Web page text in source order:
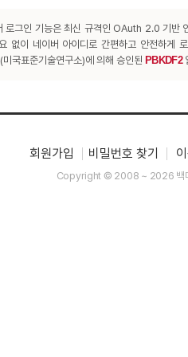
로그인 기능은 최신 규격인 OAuth 2.0 기반
없이 네이버 아이디로 간편하고 안전하게
국표준기술연구소)에 의해 승인된 PBKDF2
회원가입 비밀번호 찾기
Copyright © 2008 ~ 2026 백메